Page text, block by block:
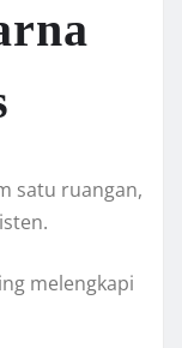
satu ruangan,
melengkapi